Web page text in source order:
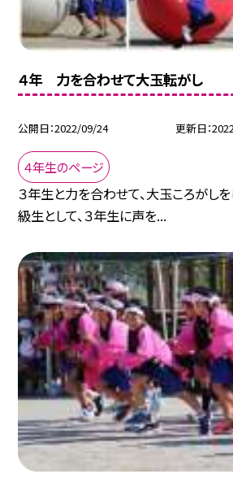
４年 力を合わせて大玉転がし
公開日 2022/09/24 更新日
４年生のページ
３年生と力を合わせて、大玉ころがし
級生として、３年生に声を...